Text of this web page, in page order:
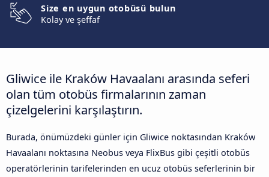
Size en uygun otobüsü bulun
Kolay ve şeffaf
Gliwice ile Kraków Havaalanı arasında seferi
olan tüm otobüs firmalarının zaman
çizelgelerini karşılaştırın.
Burada, önümüzdeki günler için Gliwice noktasından Kraków
Havaalanı noktasına Neobus veya FlixBus gibi çeşitli otobüs
operatörlerinin tarifelerinden en ucuz otobüs seferlerinin bir